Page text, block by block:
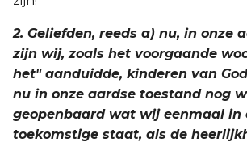
2. Geliefden, reeds a) nu, in onze
zijn wij, zoals het voorgaande
het" aanduidde, kinderen van
nu in onze aardse toestand nog
geopenbaard wat wij eenmaal in
toekomstige staat, als de